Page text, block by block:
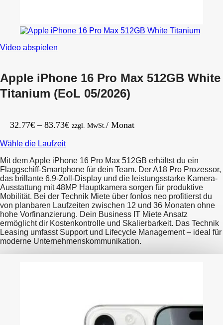
Video abspielen
Apple iPhone 16 Pro Max 512GB White
Titanium (EoL 05/2026)
32.77€ – 83.73€Preisspanne:
83.73€
zzgl. MwSt./ Monat
Wähle die Laufzeit
Mit dem Apple iPhone 16 Pro Max 512GB erhältst du ein
Flaggschiff-Smartphone für dein Team. Der A18 Pro Prozessor,
das brillante 6,9-Zoll-Display und die leistungsstarke Kamera-
Ausstattung mit 48MP Hauptkamera sorgen für produktive
Mobilität. Bei der Technik Miete über fonlos neo profitierst du
von planbaren Laufzeiten zwischen 12 und 36 Monaten ohne
hohe Vorfinanzierung. Dein Business IT Miete Ansatz
ermöglicht dir Kostenkontrolle und Skalierbarkeit. Das Technik
Leasing umfasst Support und Lifecycle Management – ideal für
moderne Unternehmenskommunikation.